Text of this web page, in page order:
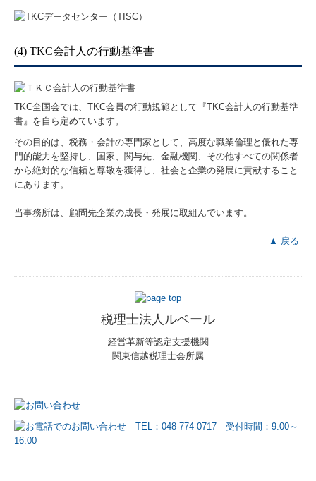
(4) TKC会計人の行動基準書
TKC全国会では、TKC会員の行動規範として『TKC会計人の行動基準
書』を自ら定めています。
その目的は、税務・会計の専門家として、高度な職業倫理と優れた専
門的能力を堅持し、国家、関与先、金融機関、その他すべての関係者
から絶対的な信頼と尊敬を獲得し、社会と企業の発展に貢献すること
にあります。
当事務所は、顧問先企業の成長・発展に取組んでいます。
▲ 戻る
税理士法人ルベール
経営革新等認定支援機関
関東信越税理士会所属